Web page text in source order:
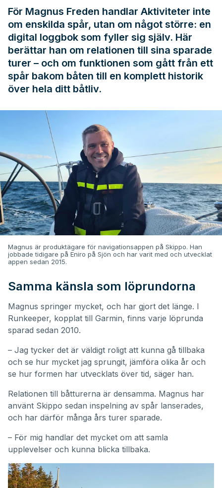
För Magnus Freden handlar Aktiviteter inte
om enskilda spår, utan om något större: en
digital loggbok som fyller sig själv. Här
berättar han om relationen till sina sparade
turer – och om funktionen som gått från ett
spår bakom båten till en komplett historik
över hela ditt båtliv.
Magnus är produktägare för navigationsappen på Skippo. Han
jobbade tidigare på Eniro på Sjön och har varit med och utvecklat
appen sedan 2015.
Samma känsla som löprundorna
Magnus springer mycket, och har gjort det länge. I
Runkeeper, kopplat till Garmin, finns varje löprunda
sparad sedan 2010.
– Jag tycker det är väldigt roligt att kunna gå tillbaka
och se hur mycket jag sprungit, jämföra olika år och
se hur formen har utvecklats över tid, säger han.
Relationen till båtturerna är densamma. Magnus har
använt Skippo sedan inspelning av spår lanserades,
och har därför många års turer sparade.
– För mig handlar det mycket om att samla
upplevelser och kunna blicka tillbaka.